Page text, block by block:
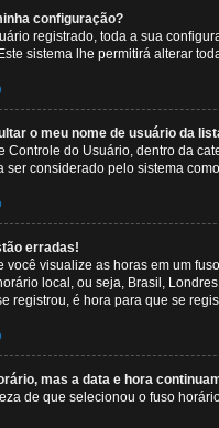
configuração?
registrado, toda a sua
sistema lhe permitirá alterar
o meu nome de usuário da
Controle do Usuário, dentro da
ser considerado pelo sistema
erradas!
você visualize as horas em um
local, ou seja, Brasil,
registrou, é hora para que se
mas a data e hora
de que selecionou o fuso